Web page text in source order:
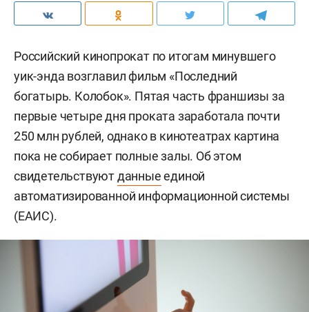
Российский кинопрокат по итогам минувшего
уик-энда возглавил фильм «Последний
богатырь. Колобок». Пятая часть франшизы за
первые четыре дня проката заработала почти
250 млн рублей, однако в кинотеатрах картина
пока не собирает полные залы. Об этом
свидетельствуютданныеединой
автоматизированной информационной системы
(ЕАИС).